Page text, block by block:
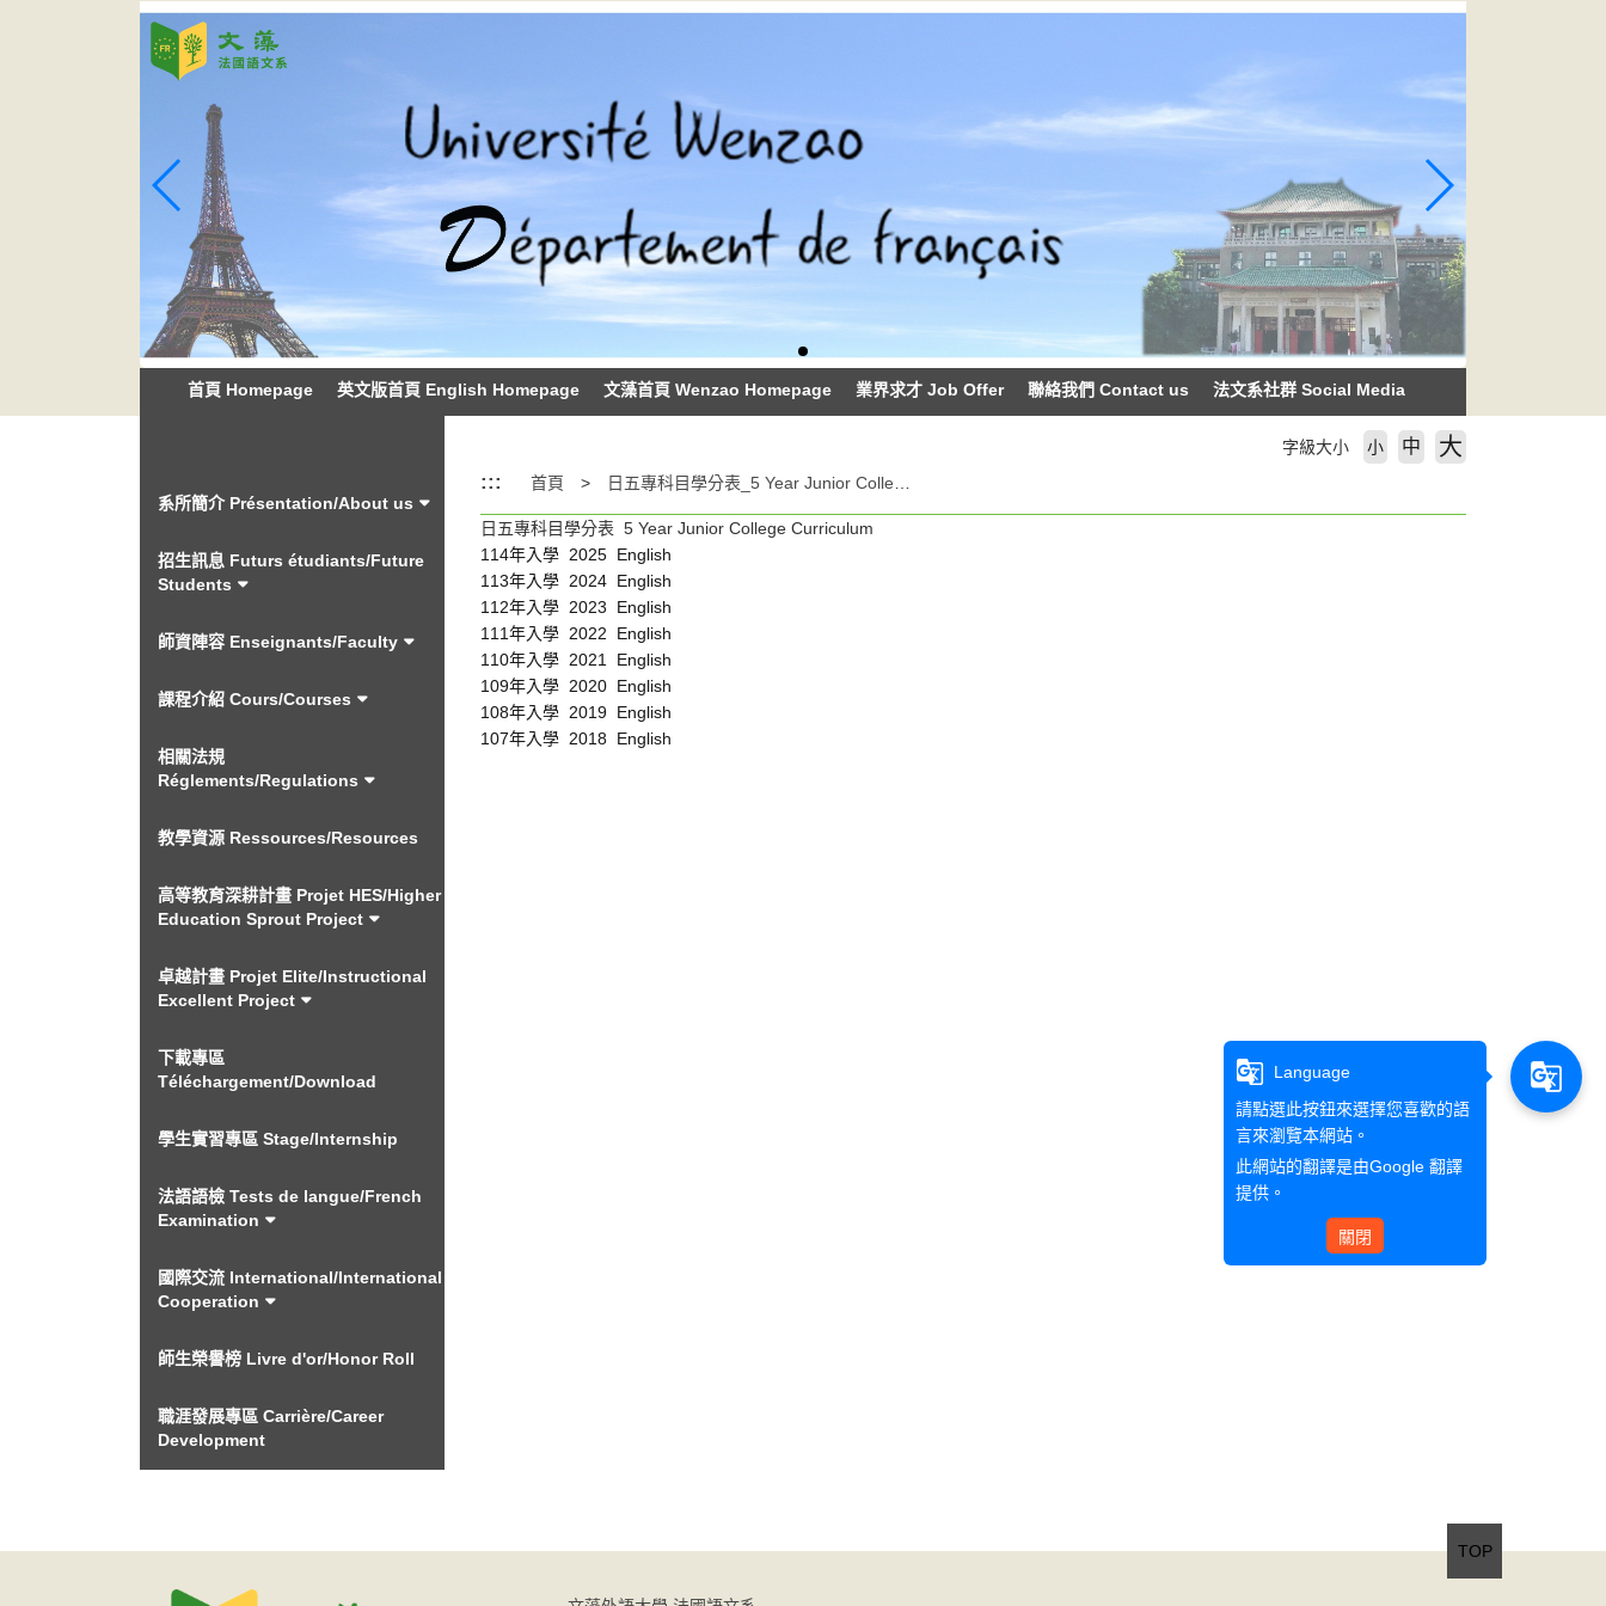
首頁 Homepage 英文版首頁 English Homepage 文藻首頁 Wenzao Homepage 業界求才 Job Offer 聯絡我們 Contact us 法文系社群 Social Media
系所簡介 Présentation/About us
招生訊息 Futurs étudiants/Future
Students
師資陣容 Enseignants/Faculty
課程介紹 Cours/Courses
相關法規
Réglements/Regulations
教學資源 Ressources/Resources
高等教育深耕計畫 Projet HES/Higher
Education Sprout Project
卓越計畫 Projet Elite/Instructional
Excellent Project
下載專區
Téléchargement/Download
學生實習專區 Stage/Internship
法語語檢 Tests de langue/French
Examination
國際交流 International/International
Cooperation
師生榮譽榜 Livre d'or/Honor Roll
職涯發展專區 Carrière/Career
Development
::: 首頁
字級大小 小 中 大
日五專科目學分表 5 Year Junior College Curriculum
114年入學 2025 English
113年入學 2024 English
112年入學 2023
English
111年入學 2022
English
110年入學 2021
English
109年入學 2020 English
108年入學 2019 English
107年入學 2018
English
TOP
g_translate
Language
請點選此按鈕來選擇您喜歡的語
言來瀏覽本網站。
此網站的翻譯是由Google 翻譯
提供。
關閉
g_translate